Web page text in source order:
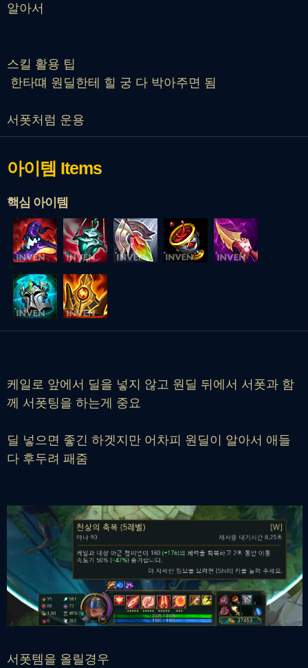
알아서
스킬 활용 팁
한타떄 원딜한테 힐 궁 다 박아주면 됨
서폿처럼 운용
아이템 Items
핵심 아이템
케일로 앞에서 딜을 넣지 않고 원딜 뒤에서 서폿과 함
께 서폿팅을 하는게 중요
딜 넣으면 좋긴 하겟지만 어차피 원딜이 알아서 애들
다 후두려 패줌
서폿템을 올릴경우